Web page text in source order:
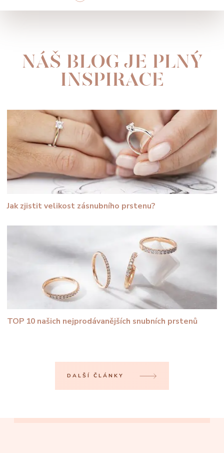
NÁŠ BLOG JE PLNÝ
INSPIRACE
Jak zjistit velikost zásnubního prstenu?
TOP 10 našich nejprodávanějších snubních prstenů
DALŠÍ ČLÁNKY